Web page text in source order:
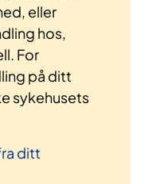
eller
hos,
For
på ditt
sykehusets
ditt